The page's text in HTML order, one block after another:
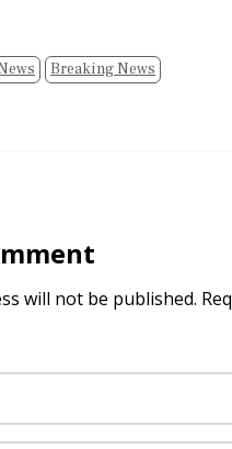
Breaking News
will not be published.